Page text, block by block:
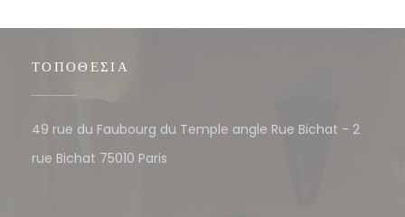
ΤΟΠΟΘΕΣΊΑ
49 rue du Faubourg du Temple angle Rue Bichat - 2
rue Bichat 75010 Paris